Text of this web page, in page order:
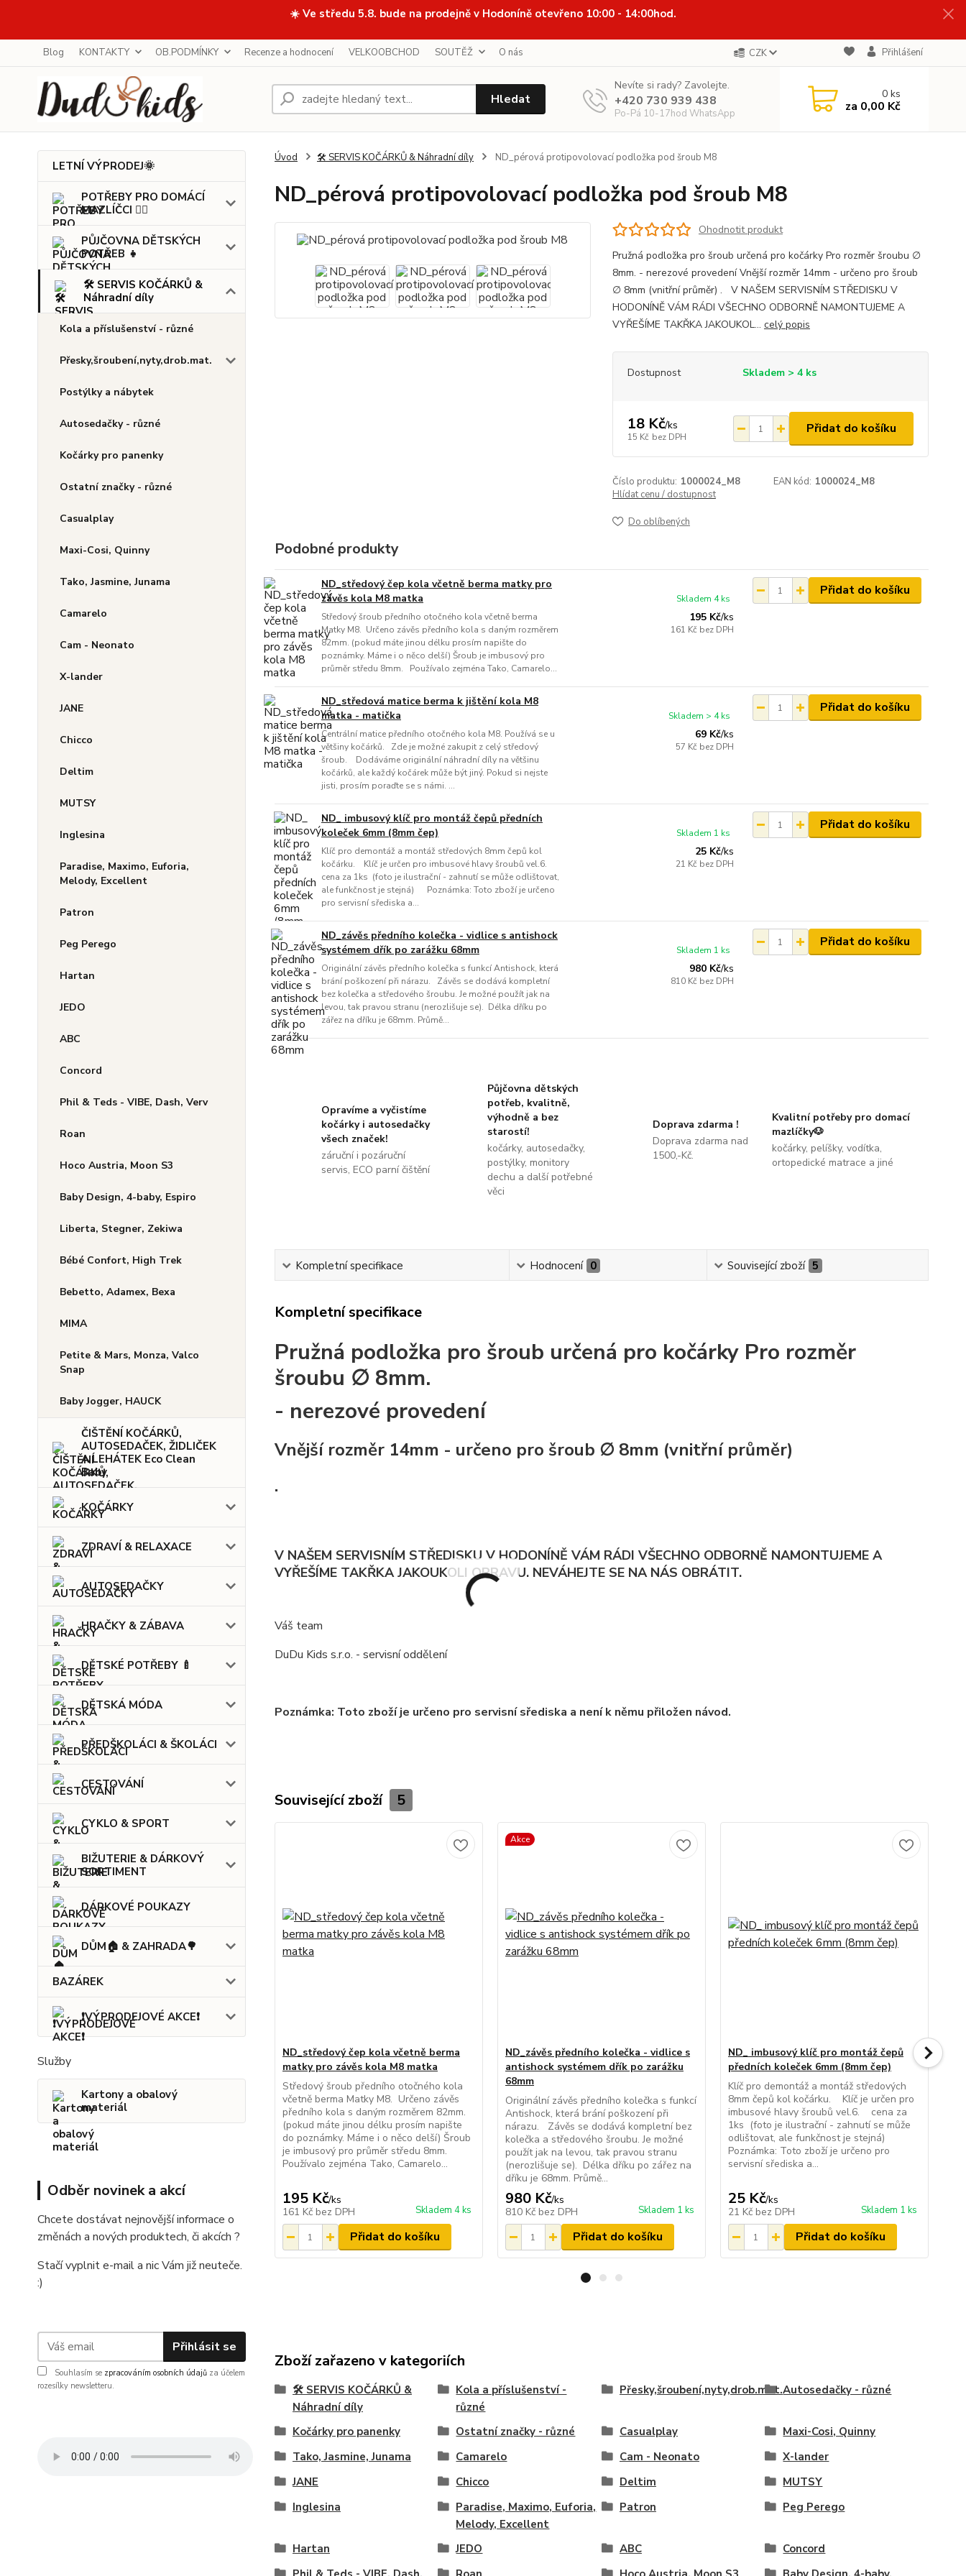
☀️ Ve středu 5.8. bude na prodejně v Hodoníně otevřeno 10:00 - 14:00hod.
Blog KONTAKTY OB.PODMÍNKY Recenze a hodnocení VELKOOBCHOD SOUTĚŽ O nás CZK Přihlášení
Hledat
Nevíte si rady? Zavolejte.
+420 730 939 438
Po-Pá 10-17hod WhatsApp
0ks
za 0,00 Kč
LETNÍ VÝPRODEJ🌞
POTŘEBY PRO DOMÁCÍ
MAZLÍČCI 🐕‍🦺
PŮJČOVNA DĚTSKÝCH
POTŘEB 👧
🛠️ SERVIS KOČÁRKŮ &
Náhradní díly
Kola a příslušenství - různé
Přesky,šroubení,nyty,drob.mat.
Postýlky a nábytek
Autosedačky - různé
Kočárky pro panenky
Ostatní značky - různé
Casualplay
Maxi-Cosi, Quinny
Tako, Jasmine, Junama
Camarelo
Cam - Neonato
X-lander
JANE
Chicco
Deltim
MUTSY
Inglesina
Paradise, Maximo, Euforia,
Melody, Excellent
Patron
Peg Perego
Hartan
JEDO
ABC
Concord
Phil & Teds - VIBE, Dash, Verv
Roan
Hoco Austria, Moon S3
Baby Design, 4-baby, Espiro
Liberta, Stegner, Zekiwa
Bébé Confort, High Trek
Bebetto, Adamex, Bexa
MIMA
Petite & Mars, Monza, Valco
Snap
Baby Jogger, HAUCK
ČIŠTĚNÍ KOČÁRKŮ,
AUTOSEDAČEK, ŽIDLIČEK
A LEHÁTEK Eco Clean
Baby
KOČÁRKY
ZDRAVÍ & RELAXACE
AUTOSEDAČKY
HRAČKY & ZÁBAVA
DĚTSKÉ POTŘEBY 🍼
DĚTSKÁ MÓDA
PŘEDŠKOLÁCI & ŠKOLÁCI
CESTOVÁNÍ
CYKLO & SPORT
BIŽUTERIE & DÁRKOVÝ
SORTIMENT
DÁRKOVÉ POUKAZY
DŮM🏠 & ZAHRADA🌳
BAZÁREK
❗VÝPRODEJOVÉ AKCE❗
Služby
Kartony a obalový
materiál
Odběr novinek a akcí
Chcete dostávat nejnovější informace o
změnách a nových produktech, či akcích ?
Stačí vyplnit e-mail a nic Vám již neuteče.
:)
Přihlásit se
Souhlasím se zpracováním osobních údajů za účelem
rozesílky newsletteru.
Úvod 🛠️ SERVIS KOČÁRKŮ & Náhradní díly ND_pérová protipovolovací podložka pod šroub M8
ND_pérová protipovolovací podložka pod šroub M8
Ohodnotit produkt
Pružná podložka pro šroub určená pro kočárky Pro rozměr šroubu ∅
8mm. - nerezové provedení Vnější rozměr 14mm - určeno pro šroub
∅ 8mm (vnitřní průměr) . V NAŠEM SERVISNÍM STŘEDISKU V
HODONÍNĚ VÁM RÁDI VŠECHNO ODBORNĚ NAMONTUJEME A
VYŘEŠÍME TAKŘKA JAKOUKOL... celý popis
Dostupnost Skladem > 4 ks
18 Kč/ks
15 Kč bez DPH
Přidat do košíku
Číslo produktu: 1000024_M8 EAN kód: 1000024_M8
Hlídat cenu / dostupnost
Do oblíbených
Podobné produkty
ND_středový čep kola včetně berma matky pro
závěs kola M8 matka
Středový šroub předního otočného kola včetně berma
Matky M8. Určeno závěs předního kola s daným rozměrem
82mm. (pokud máte jinou délku prosím napište do
poznámky. Máme i o něco delší) Šroub je imbusový pro
průměr středu 8mm. Používalo zejména Tako, Camarelo...
195 Kč/ks
161 Kč bez DPH
Skladem 4 ks
Přidat do košíku
ND_středová matice berma k jištění kola M8
matka - matička
Centrální matice předního otočného kola M8. Používá se u
většiny kočárků. Zde je možné zakupit z celý středový
šroub. Dodáváme originální náhradní díly na většinu
kočárků, ale každý kočárek může být jiný. Pokud si nejste
jisti, prosím poraďte se s námi. ...
69 Kč/ks
57 Kč bez DPH
Skladem > 4 ks
Přidat do košíku
ND_ imbusový klíč pro montáž čepů předních
koleček 6mm (8mm čep)
Klíč pro demontáž a montáž středových 8mm čepů kol
kočárku. Klíč je určen pro imbusové hlavy šroubů vel.6.
cena za 1ks (foto je ilustrační - zahnutí se může odlištovat,
ale funkčnost je stejná) Poznámka: Toto zboží je určeno
pro servisní sřediska a...
25 Kč/ks
21 Kč bez DPH
Skladem 1 ks
Přidat do košíku
ND_závěs předního kolečka - vidlice s antishock
systémem dřík po zarážku 68mm
Originální závěs předního kolečka s funkcí Antishock, která
brání poškození při nárazu. Závěs se dodává kompletní
bez kolečka a středového šroubu. Je možné použít jak na
levou, tak pravou stranu (nerozlišuje se). Délka dříku po
zářez na dříku je 68mm. Průmě...
980 Kč/ks
810 Kč bez DPH
Skladem 1 ks
Přidat do košíku
Opravíme a vyčistíme
kočárky i autosedačky
všech značek!
záruční i pozáruční
servis, ECO parní čištění
Půjčovna dětských
potřeb, kvalitně,
výhodně a bez
starostí!
kočárky, autosedačky,
postýlky, monitory
dechu a další potřebné
věci
Doprava zdarma !
Doprava zdarma nad
1500,-Kč.
Kvalitní potřeby pro domací
mazlíčky🐶
kočárky, pelíšky, vodítka,
ortopedické matrace a jiné
Kompletní specifikace Hodnocení 0 Související zboží 5
Kompletní specifikace
Pružná podložka pro šroub určená pro kočárky Pro rozměr
šroubu ∅ 8mm.
- nerezové provedení
Vnější rozměr 14mm - určeno pro šroub ∅ 8mm (vnitřní průměr)
.
V NAŠEM SERVISNÍM STŘEDISKU V HODONÍNĚ VÁM RÁDI VŠECHNO ODBORNĚ NAMONTUJEME A
VYŘEŠÍME TAKŘKA JAKOUKOLI OPRAVU. NEVÁHEJTE SE NA NÁS OBRÁTIT.
Váš team
DuDu Kids s.r.o. - servisní oddělení
Poznámka: Toto zboží je určeno pro servisní sřediska a není k němu přiložen návod.
Související zboží 5
ND_středový čep kola včetně berma
matky pro závěs kola M8 matka
Středový šroub předního otočného kola
včetně berma Matky M8. Určeno závěs
předního kola s daným rozměrem 82mm.
(pokud máte jinou délku prosím napište
do poznámky. Máme i o něco delší) Šroub
je imbusový pro průměr středu 8mm.
Používalo zejména Tako, Camarelo...
195 Kč/ks
161 Kč bez DPH Skladem 4 ks
Přidat do košíku
Akce
ND_závěs předního kolečka - vidlice s
antishock systémem dřík po zarážku
68mm
Originální závěs předního kolečka s funkcí
Antishock, která brání poškození při
nárazu. Závěs se dodává kompletní bez
kolečka a středového šroubu. Je možné
použít jak na levou, tak pravou stranu
(nerozlišuje se). Délka dříku po zářez na
dříku je 68mm. Průmě...
980 Kč/ks
810 Kč bez DPH Skladem 1 ks
Přidat do košíku
ND_ imbusový klíč pro montáž čepů
předních koleček 6mm (8mm čep)
Klíč pro demontáž a montáž středových
8mm čepů kol kočárku. Klíč je určen pro
imbusové hlavy šroubů vel.6. cena za
1ks (foto je ilustrační - zahnutí se může
odlištovat, ale funkčnost je stejná)
Poznámka: Toto zboží je určeno pro
servisní sřediska a...
25 Kč/ks
21 Kč bez DPH Skladem 1 ks
Přidat do košíku
Zboží zařazeno v kategoriích
🛠️ SERVIS KOČÁRKŮ &
Náhradní díly
Kola a příslušenství -
různé
Přesky,šroubení,nyty,drob.mat.Autosedačky - různé
Kočárky pro panenky Ostatní značky - různé Casualplay
Maxi-Cosi, Quinny
Tako, Jasmine, Junama
Camarelo Cam - Neonato
X-lander
JANE
Chicco Deltim
MUTSY
Inglesina
Paradise, Maximo, Euforia,
Melody, Excellent
Patron Peg Perego
Hartan JEDO ABC
Concord